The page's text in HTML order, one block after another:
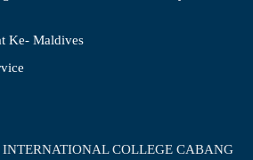
Ke- Maldives
COLLEGE CABANG